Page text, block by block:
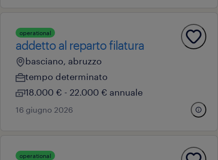
operational
addetto al reparto filatura
basciano, abruzzo
tempo determinato
18.000 € - 22.000 € annuale
16 giugno 2026
operational